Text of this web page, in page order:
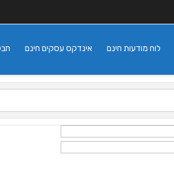
אינדקס עסקים חינם לוח מודעות חינם